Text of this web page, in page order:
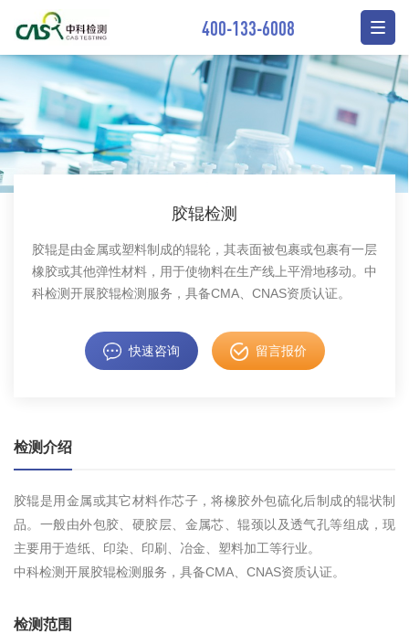
400-133-6008
胶辊检测
胶辊是由金属或塑料制成的辊轮，其表面被包裹或包裹有一层
橡胶或其他弹性材料，用于使物料在生产线上平滑地移动。中
科检测开展胶辊检测服务，具备CMA、CNAS资质认证。
快速咨询 留言报价
检测介绍
胶辊是用金属或其它材料作芯子，将橡胶外包硫化后制成的辊状制
品。一般由外包胶、硬胶层、金属芯、辊颈以及透气孔等组成，现
主要用于造纸、印染、印刷、冶金、塑料加工等行业。
中科检测开展胶辊检测服务，具备CMA、CNAS资质认证。
检测范围